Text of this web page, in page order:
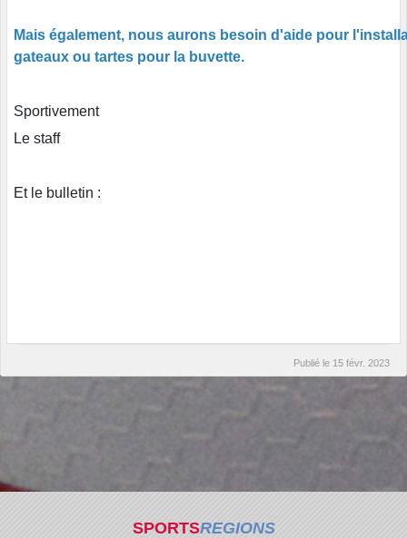
Mais également, nous aurons besoin d'aide pour
gateaux ou tartes pour la buvette.
Sportivement
Le staff
Et le bulletin :
Publié le 15 févr. 2023
SPORTSREGIONS